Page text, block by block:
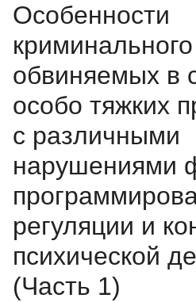
Особенности
обвиняемых в
особо тяжких
с различными
нарушениями
регуляции и
психической
(Часть 1)